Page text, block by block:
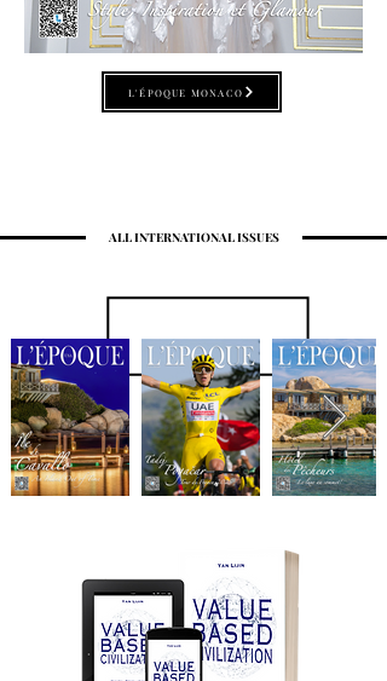
L'ÉPOQUE MONACO
ALL INTERNATIONAL ISSUES